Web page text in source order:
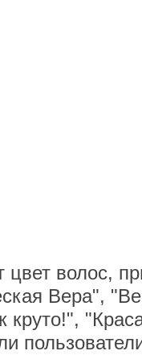
цвет волос,
Вера",
круто!",